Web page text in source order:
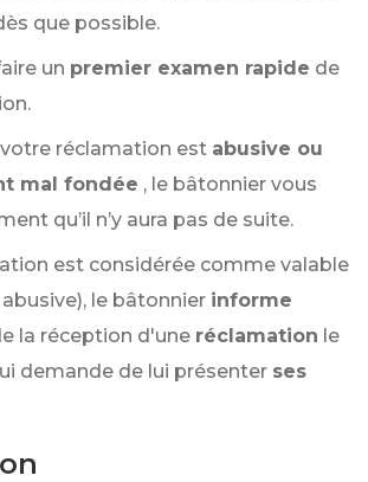
que possible.
un premier examen rapide de
réclamation est abusive ou
mal fondée , le bâtonnier vous
qu’il n’y aura pas de suite.
est considérée comme valable
le bâtonnier informe
la réception d'une réclamation le
demande de lui présenter ses